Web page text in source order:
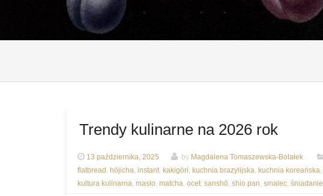
Trendy kulinarne na 2026 rok
13 października, 2025 by Magdalena Tomaszewska-Bolałek
flatbread , hōjicha, instant, kakigōri, kuchnia brazylijska, kuchnia koreańska,
kultura kulinarna, masło, matcha, ocet, sanshō, shio pan, smalec, śniadanie